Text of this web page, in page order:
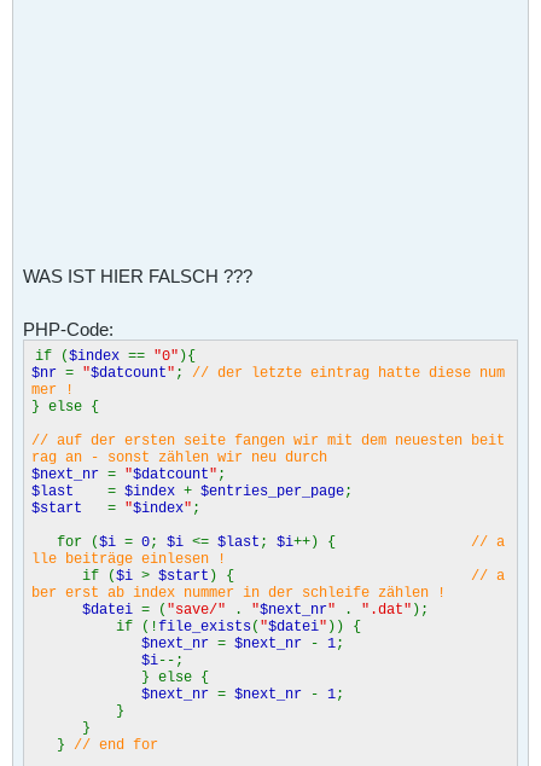
WAS IST HIER FALSCH ???
PHP-Code:
if ($index == "0" ){
$nr = "$datcount" ; // der letzte eintrag hatte diese num
mer !
} else {
// auf der ersten seite fangen wir mit dem neuesten beit
rag an - sonst zählen wir neu durch
$next_nr = "$datcount" ;
$last = $index + $entries_per_page;
$start = "$index" ;
for ($i = 0; $i <= $last ; $i++) { // a
lle beiträge einlesen !
if ($i > $start ) { // a
ber erst ab index nummer in der schleife zählen !
$datei = ( "save/" . "$next_nr" . ".dat" );
if (!file_exists( "$datei" )) {
$next_nr = $next_nr - 1;
$i--;
} else {
$next_nr = $next_nr - 1;
}
}
} // end for